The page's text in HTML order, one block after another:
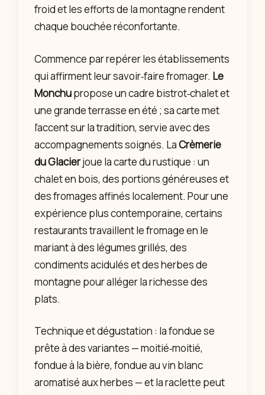
froid et les efforts de la montagne rendent
chaque bouchée réconfortante.
Commence par repérer les établissements
qui affirment leur savoir‑faire fromager. Le
Monchupropose un cadre bistrot‑chalet et
une grande terrasse en été ; sa carte met
l’accent sur la tradition, servie avec des
accompagnements soignés. LaCrèmerie
du Glacierjoue la carte du rustique : un
chalet en bois, des portions généreuses et
des fromages affinés localement. Pour une
expérience plus contemporaine, certains
restaurants travaillent le fromage en le
mariant à des légumes grillés, des
condiments acidulés et des herbes de
montagne pour alléger la richesse des
plats.
Technique et dégustation : la fondue se
prête à des variantes — moitié‑moitié,
fondue à la bière, fondue au vin blanc
aromatisé aux herbes — et la raclette peut